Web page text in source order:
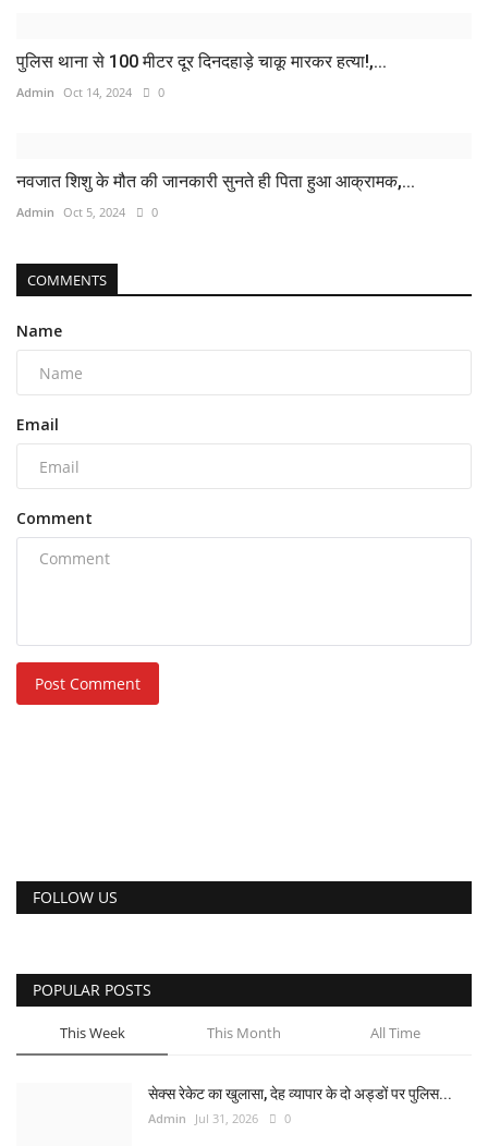
पुलिस थाना से 100 मीटर दूर दिनदहाड़े चाकू मारकर हत्या!,...
Admin Oct 14, 2024 0
नवजात शिशु के मौत की जानकारी सुनते ही पिता हुआ आक्रामक,...
Admin Oct 5, 2024 0
COMMENTS
Name
Email
Comment
Post Comment
FOLLOW US
POPULAR POSTS
This Week This Month All Time
सेक्स रेकेट का खुलासा, देह व्यापार के दो अड्डों पर पुलिस...
Admin Jul 31, 2026 0